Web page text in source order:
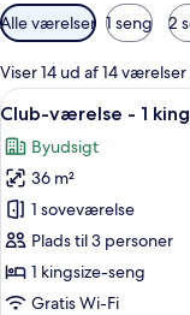
Tilgængelige
filtre
for
værelser
Alle værelser 1 seng 2
Viser 14 ud af 14 værelser
Indlæs
alle
billeder
af
Club-
værelse
-
1
8
Club-værelse - 1
Byudsigt
36 m²
1 soveværelse
Plads til 3 personer
1 kingsize-seng
Gratis Wi-Fi